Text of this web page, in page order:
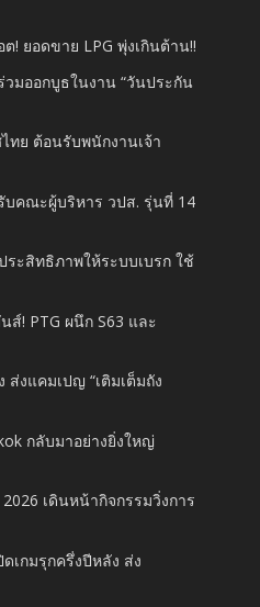
! ยอดขาย LPG พุ่งเกินต้าน!!
มออกบูธในงาน “วันประกัน
ทย ต้อนรับพนักงานเจ้า
คณะผู้บริหาร วปส. รุ่นที่ 14
ะสิทธิภาพให้ระบบเบรก ใช้
ส์! PTG ผนึก S63 และ
งแคมเปญ “เติมเต็มถัง
กลับมาอย่างยิ่งใหญ่
เดินหน้ากิจกรรมวิ่งการ
เกมรุกครึ่งปีหลัง ส่ง